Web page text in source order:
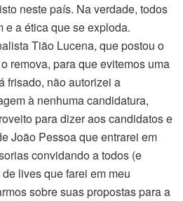
neste país. Na verdade, todos
e a ética que se exploda.
Tião Lucena, que postou o
remova, para que evitemos uma
frisado, não autorizei a
à nenhuma candidatura,
para dizer aos candidatos e
João Pessoa que entrarei em
convidando a todos (e
lives que farei em meu
sobre suas propostas para a